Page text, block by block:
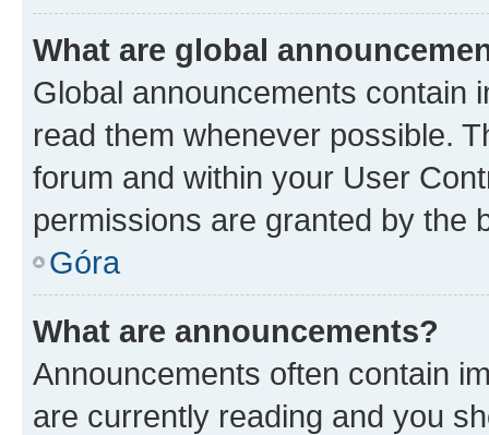
What are global
Global announcements contain
read them whenever possible.
forum and within your User
permissions are granted by the
Góra
What are announcements?
Announcements often contain
are currently reading and you